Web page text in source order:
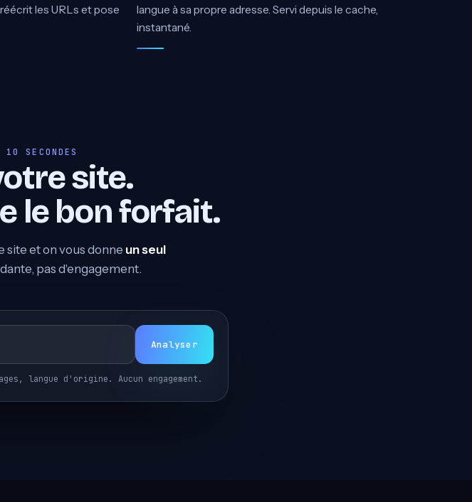
les URLs et pose
langue à sa propre adresse. Servi depuis le cache,
instantané.
SECONDES
site.
le bon forfait.
site et on vous donne un seul
pas d'engagement.
Analyser
langue d'origine. Aucun engagement.